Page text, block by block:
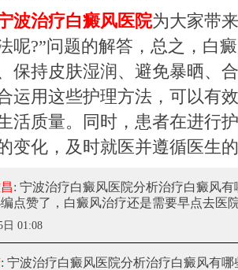
波治疗白癜风医院为大家带
呢?”问题的解答，总之，白
保持皮肤湿润、避免暴晒、
运用这些护理方法，可以有
活质量。同时，患者在进行
变化，及时就医并遵循医生
: 宁波治疗白癜风医院分析治疗白癜风有
点赞了，白癜风治疗还是需要早点去医
日 01:08
: 宁波治疗白癜风医院分析治疗白癜风有哪